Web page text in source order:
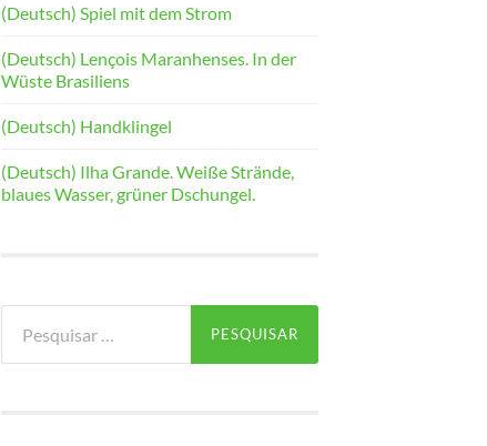
(Deutsch) Spiel mit dem Strom
(Deutsch) Lençois Maranhenses. In der
Wüste Brasiliens
(Deutsch) Handklingel
(Deutsch) Ilha Grande. Weiße Strände,
blaues Wasser, grüner Dschungel.
por: